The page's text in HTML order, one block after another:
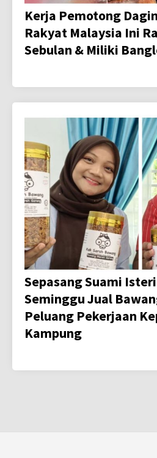
Kerja Pemotong
Rakyat Malaysia Ini
Sebulan & Miliki
Sepasang Suami
Seminggu Jual
Peluang Pekerjaan
Kampung